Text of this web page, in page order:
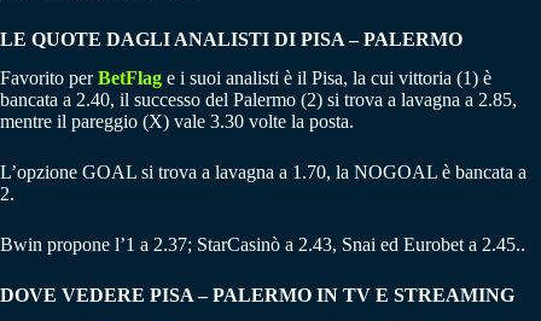
LE QUOTE DAGLI ANALISTI DI PISA – PALERMO
Favorito perBetFlag e i suoi analisti è il Pisa, la cui vittoria (1) è
bancata a 2.40, il successo del Palermo (2) si trova a lavagna a 2.85,
mentre il pareggio (X) vale 3.30 volte la posta.
L’opzione GOAL si trova a lavagna a 1.70, la NOGOAL è bancata a
2.
Bwin propone l’1 a 2.37; StarCasinò a 2.43, Snai ed Eurobet a 2.45..
DOVE VEDERE PISA – PALERMO IN TV E STREAMING